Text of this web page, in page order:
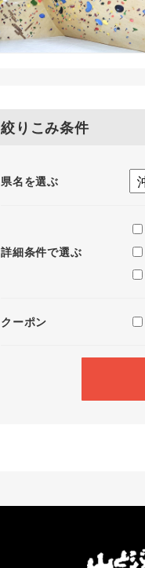
絞りこみ条件
県名を選ぶ
詳細条件で選ぶ
クーポン